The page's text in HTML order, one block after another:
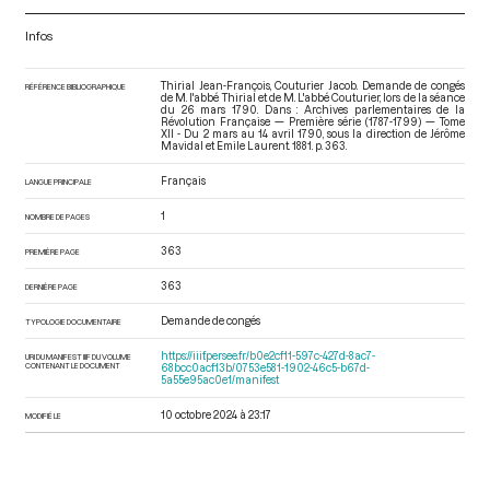
Infos
RÉFÉRENCE BIBLIOGRAPHIQUE
Thirial Jean-François, Couturier Jacob. Demande de congés
de M. l'abbé Thirial et de M. L'abbé Couturier, lors de la séance
du 26 mars 1790. Dans : Archives parlementaires de la
Révolution Française — Première série (1787-1799) — Tome
XII - Du 2 mars au 14 avril 1790 , sous la direction de Jérôme
Mavidal et Emile Laurent. 1881. p. 363.
LANGUE PRINCIPALE Français
NOMBRE DE PAGES 1
PREMIÈRE PAGE 363
DERNIÈRE PAGE 363
TYPOLOGIE DOCUMENTAIRE Demande de congés
URI DU MANIFEST IIIF DU VOLUME
CONTENANT LE DOCUMENT
https://iiif.persee.fr/b0e2cf11-597c-427d-8ac7-
68bcc0acf13b/0753e581-1902-46c5-b67d-
5a55e95ac0e1/manifest
MODIFIÉ LE 10 octobre 2024 à 23:17